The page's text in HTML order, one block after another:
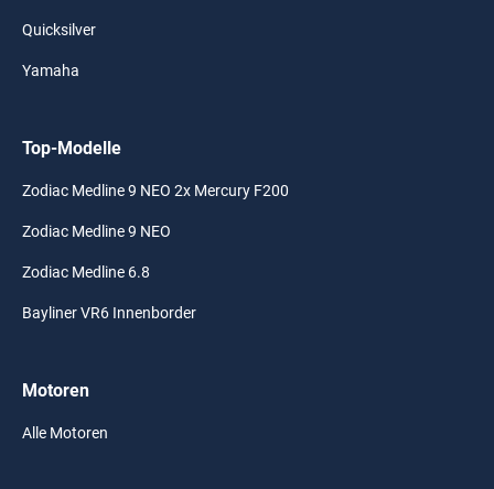
Quicksilver
Yamaha
Top-Modelle
Zodiac Medline 9 NEO 2x Mercury F200
Zodiac Medline 9 NEO
Zodiac Medline 6.8
Bayliner VR6 Innenborder
Motoren
Alle Motoren